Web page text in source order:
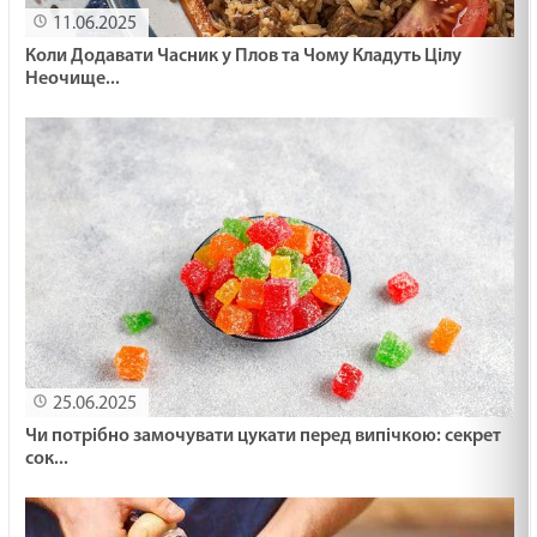
11.06.2025
Коли Додавати Часник у Плов та Чому Кладуть Цілу
Неочище...
25.06.2025
Чи потрібно замочувати цукати перед випічкою: секрет
сок...